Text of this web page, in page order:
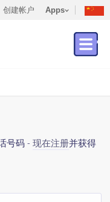
创建帐户 Apps
号码 - 现在注册并获得